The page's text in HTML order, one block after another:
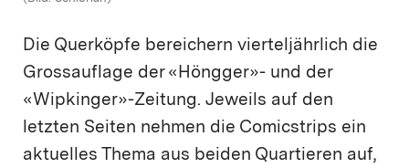
Die Querköpfe bereichern vierteljährlich die
Grossauflage der «Höngger»- und der
«Wipkinger»-Zeitung. Jeweils auf den
letzten Seiten nehmen die Comicstrips ein
aktuelles Thema aus beiden Quartieren auf,